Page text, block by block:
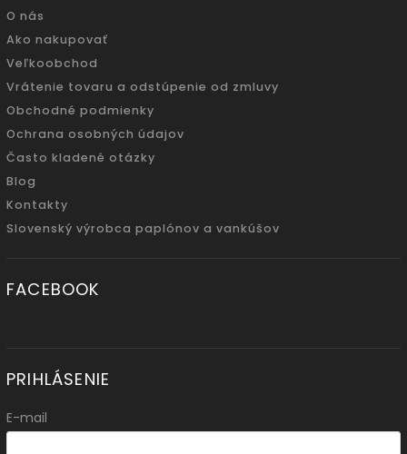
O nás
Ako nakupovať
Veľkoobchod
Vrátenie tovaru a odstúpenie od zmluvy
Obchodné podmienky
Ochrana osobných údajov
Často kladené otázky
Blog
Kontakty
Slovenský výrobca paplónov a vankúšov
FACEBOOK
PRIHLÁSENIE
E-mail